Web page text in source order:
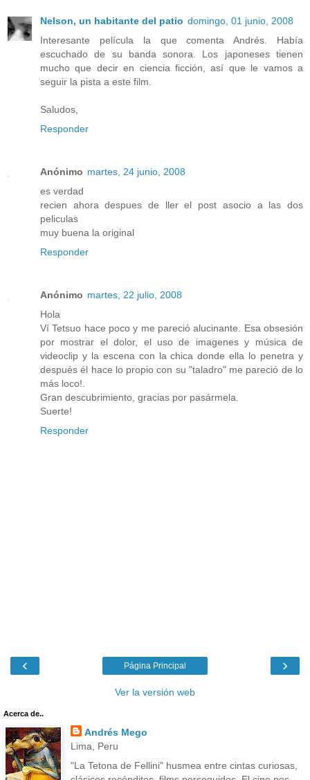
Nelson, un habitante del patio domingo, 01 junio, 2008
Interesante película la que comenta Andrés. Había
escuchado de su banda sonora. Los japoneses tienen
mucho que decir en ciencia ficción, así que le vamos a
seguir la pista a este film.
Saludos,
Responder
Anónimo martes, 24 junio, 2008
es verdad
recien ahora despues de ller el post asocio a las dos
peliculas
muy buena la original
Responder
Anónimo martes, 22 julio, 2008
Hola
Ví Tetsuo hace poco y me pareció alucinante. Esa obsesión
por mostrar el dolor, el uso de imagenes y música de
videoclip y la escena con la chica donde ella lo penetra y
después él hace lo propio con su "taladro" me pareció de lo
más loco!.
Gran descubrimiento, gracias por pasármela.
Suerte!
Responder
‹ ›
Página Principal
Ver la versión web
Acerca de..
Andrés Mego
Lima, Peru
"La Tetona de Fellini" husmea entre cintas curiosas,